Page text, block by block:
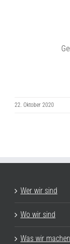
22. Oktober 2020
Wer wir sind
Wo wir sind
Was wir machen